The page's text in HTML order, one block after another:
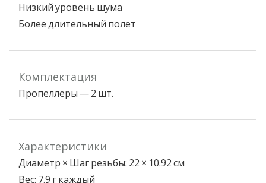
Низкий уровень шума
Более длительный полет
Комплектация
Пропеллеры — 2 шт.
Характеристики
Диаметр × Шаг резьбы: 22 × 10.92 см
Вес: 7.9 г каждый